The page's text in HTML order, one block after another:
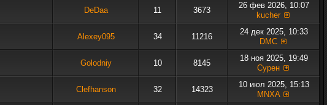
DeDaa 11 3673
26 фев 2026, 10:07
kucher
Alexey095 34 11216
24 дек 2025, 10:33
DMC
Golodniy 10 8145
18 ноя 2025, 19:49
Сурен
Clefhanson 32 14323
10 июл 2025, 15:13
MNXA